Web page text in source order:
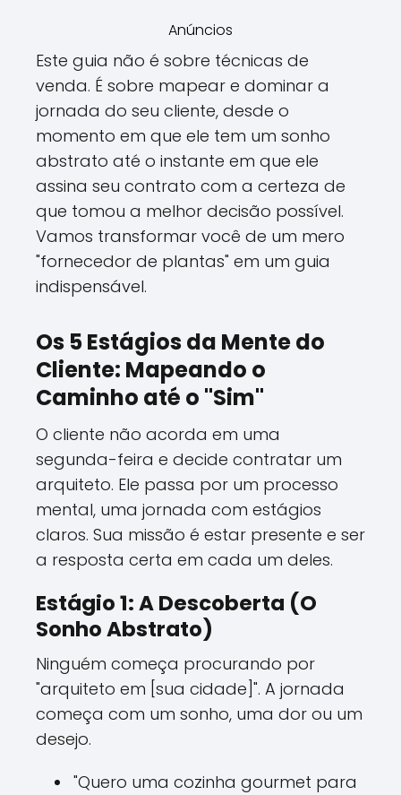
Anúncios
Este guia não é sobre técnicas de
venda. É sobre mapear e dominar a
jornada do seu cliente, desde o
momento em que ele tem um sonho
abstrato até o instante em que ele
assina seu contrato com a certeza de
que tomou a melhor decisão possível.
Vamos transformar você de um mero
"fornecedor de plantas" em um guia
indispensável.
Os 5 Estágios da Mente do
Cliente: Mapeando o
Caminho até o "Sim"
O cliente não acorda em uma
segunda-feira e decide contratar um
arquiteto. Ele passa por um processo
mental, uma jornada com estágios
claros. Sua missão é estar presente e ser
a resposta certa em cada um deles.
Estágio 1: A Descoberta (O
Sonho Abstrato)
Ninguém começa procurando por
"arquiteto em [sua cidade]". A jornada
começa com um sonho, uma dor ou um
desejo.
"Quero uma cozinha gourmet para